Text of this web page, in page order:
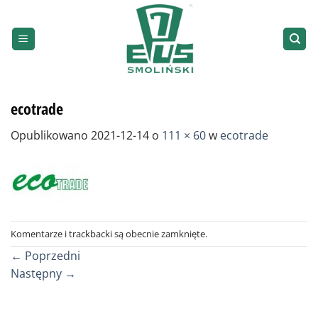
do
zawartości
ecotrade
Opublikowano 2021-12-14 o 111 × 60w ecotrade
Komentarze i trackbacki są obecnie zamknięte.
← Poprzedni
Następny →